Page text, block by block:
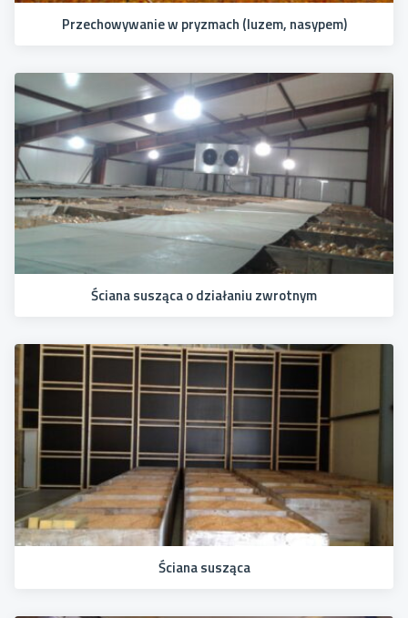
Przechowywanie w pryzmach (luzem, nasypem)
Ściana susząca o działaniu zwrotnym
Ściana susząca